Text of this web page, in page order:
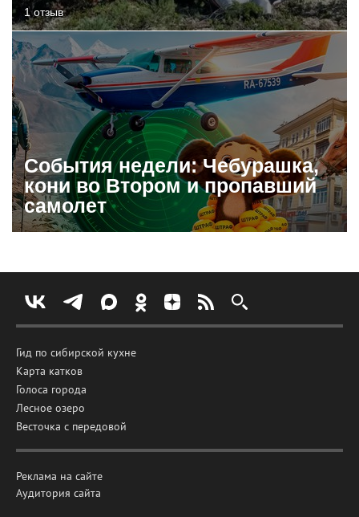
1 отзыв
События недели: Чебурашка,
кони во Втором и пропавший
самолет
Гид по сибирской кухне
Карта катков
Голоса города
Лесное озеро
Весточка с передовой
Реклама на сайте
Аудитория сайта